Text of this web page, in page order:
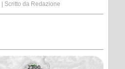
Scritto da Redazione